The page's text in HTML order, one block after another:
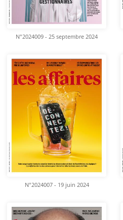
N°2024009 - 25 septembre 2024
N°2024007 - 19 juin 2024